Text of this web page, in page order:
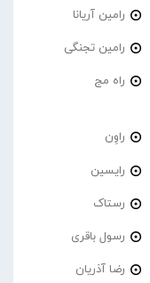
رامین آریانا
رامین تجنگی
راه مج
راوِن
رایسین
رستاک
رسول باقری
رضا آذریان